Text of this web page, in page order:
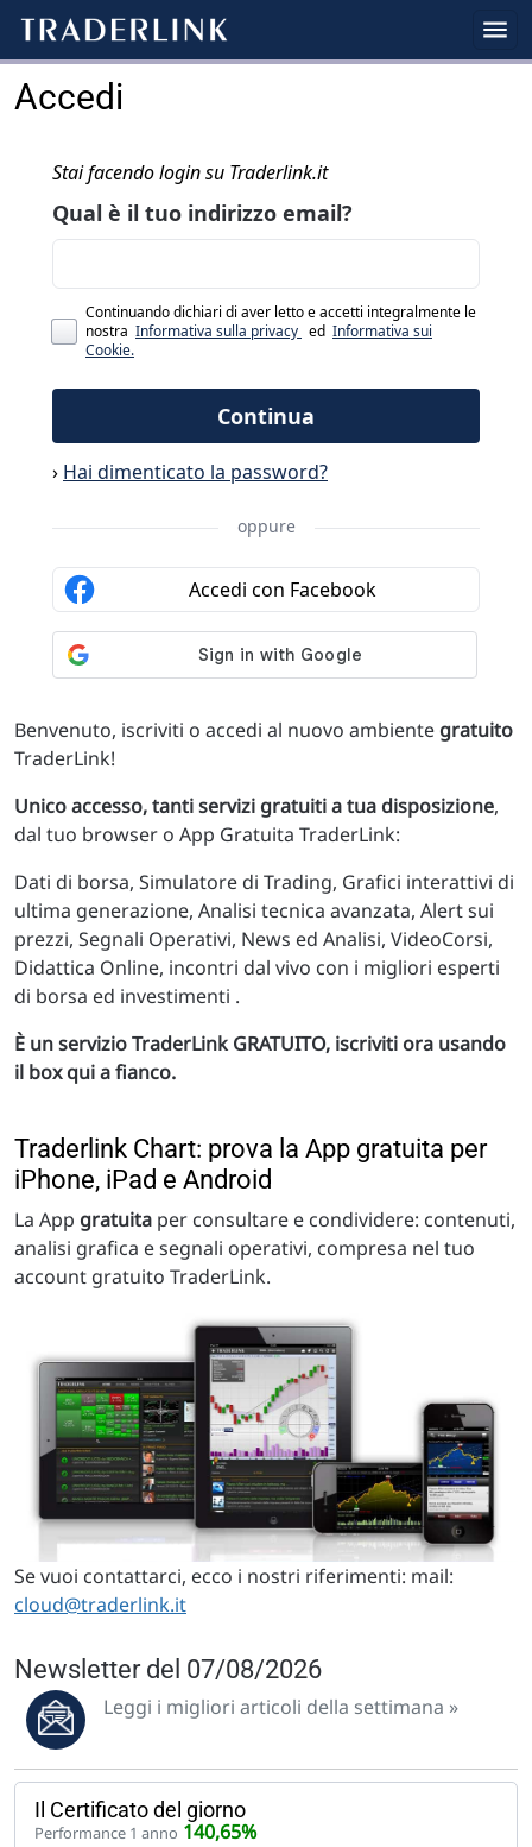
Accedi
Benvenuto, iscriviti o accedi al nuovo ambiente gratuito
TraderLink!
Unico accesso, tanti servizi gratuiti a tua disposizione,
dal tuo browser o App Gratuita TraderLink:
Dati di borsa, Simulatore di Trading, Grafici interattivi di
ultima generazione, Analisi tecnica avanzata, Alert sui
prezzi, Segnali Operativi, News ed Analisi, VideoCorsi,
Didattica Online, incontri dal vivo con i migliori esperti
di borsa ed investimenti .
È un servizio TraderLink GRATUITO, iscriviti ora usando
il box qui a fianco.
Traderlink Chart: prova la App gratuita per
iPhone, iPad e Android
La App gratuita per consultare e condividere: contenuti,
analisi grafica e segnali operativi, compresa nel tuo
account gratuito TraderLink.
Se vuoi contattarci, ecco i nostri riferimenti: mail:
cloud@traderlink.it
Newsletter del 07/08/2026
Leggi i migliori articoli della settimana »
Il Certificato del giorno
Performance 1 anno 140,65%